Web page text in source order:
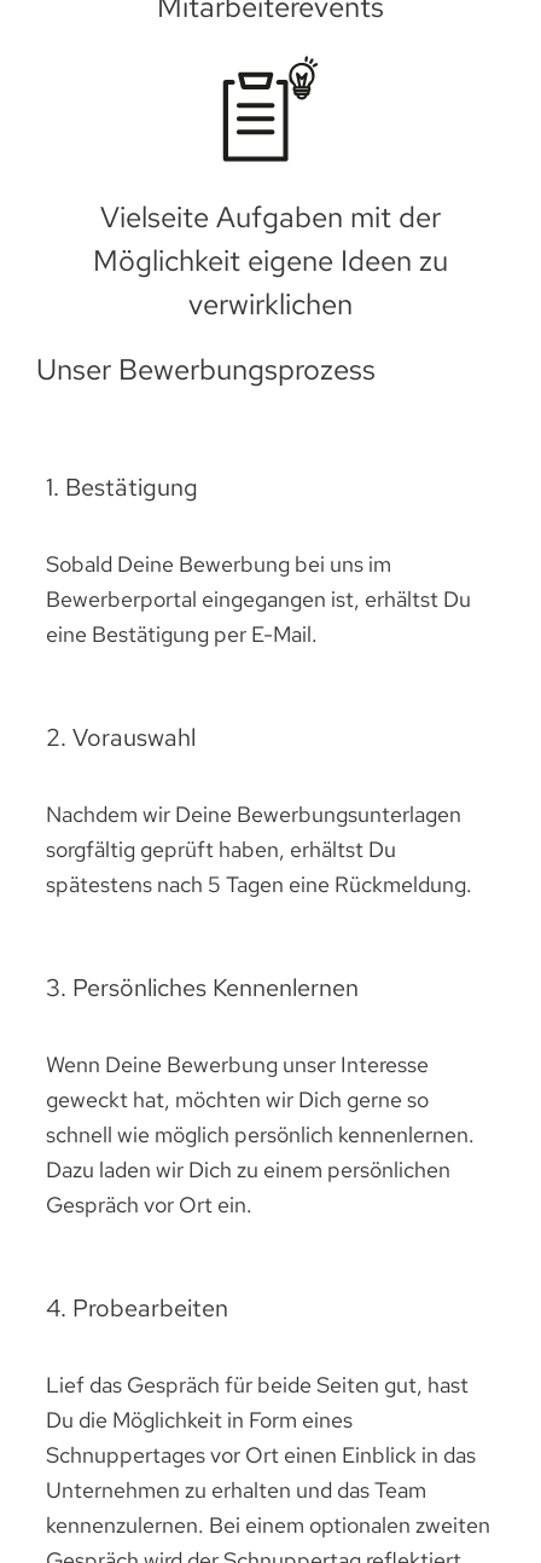
Vielseite Aufgaben mit der
Möglichkeit eigene Ideen zu
verwirklichen
Unser Bewerbungsprozess
1. Bestätigung
Sobald Deine Bewerbung bei uns im
Bewerberportal eingegangen ist, erhältst Du
eine Bestätigung per E-Mail.
2. Vorauswahl
Nachdem wir Deine Bewerbungsunterlagen
sorgfältig geprüft haben, erhältst Du
spätestens nach 5 Tagen eine Rückmeldung.
3. Persönliches Kennenlernen
Wenn Deine Bewerbung unser Interesse
geweckt hat, möchten wir Dich gerne so
schnell wie möglich persönlich kennenlernen.
Dazu laden wir Dich zu einem persönlichen
Gespräch vor Ort ein.
4. Probearbeiten
Lief das Gespräch für beide Seiten gut, hast
Du die Möglichkeit in Form eines
Schnuppertages vor Ort einen Einblick in das
Unternehmen zu erhalten und das Team
kennenzulernen. Bei einem optionalen zweiten